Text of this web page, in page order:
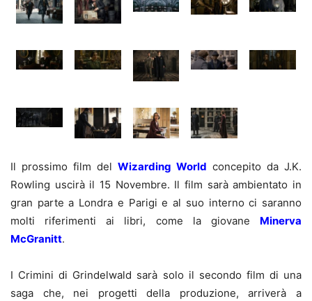
Il prossimo film del Wizarding World concepito da J.K.
Rowling uscirà il 15 Novembre. Il film sarà ambientato in
gran parte a Londra e Parigi e al suo interno ci saranno
molti riferimenti ai libri, come la giovane Minerva
McGranitt.
I Crimini di Grindelwald sarà solo il secondo film di una
saga che, nei progetti della produzione, arriverà a